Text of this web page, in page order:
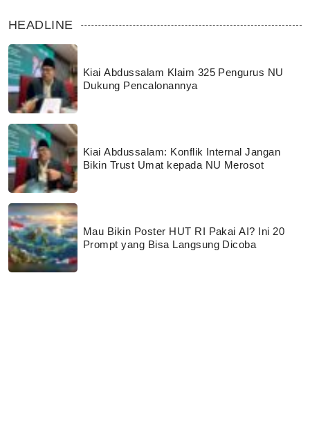
HEADLINE
Kiai Abdussalam Klaim 325 Pengurus NU
Dukung Pencalonannya
Kiai Abdussalam: Konflik Internal Jangan
Bikin Trust Umat kepada NU Merosot
Mau Bikin Poster HUT RI Pakai AI? Ini 20
Prompt yang Bisa Langsung Dicoba